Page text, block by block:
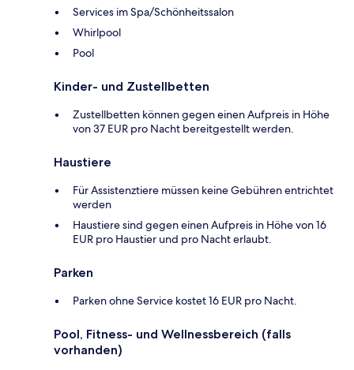
Services im Spa/Schönheitssalon
Whirlpool
Pool
Kinder- und Zustellbetten
Zustellbetten können gegen einen Aufpreis in Höhe
von 37 EUR pro Nacht bereitgestellt werden.
Haustiere
Für Assistenztiere müssen keine Gebühren entrichtet
werden
Haustiere sind gegen einen Aufpreis in Höhe von 16
EUR pro Haustier und pro Nacht erlaubt.
Parken
Parken ohne Service kostet 16 EUR pro Nacht.
Pool, Fitness- und Wellnessbereich (falls
vorhanden)